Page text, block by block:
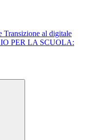
al digitale
PER LA SCUOLA: